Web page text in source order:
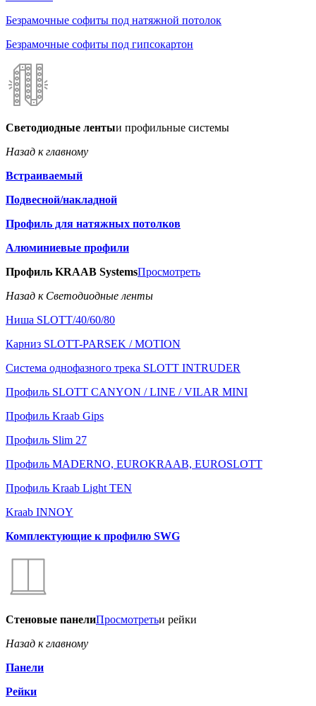
Безрамочные софиты под натяжной потолок
Безрамочные софиты под гипсокартон
Светодиодные лентыи профильные системы
Назад к главному
Встраиваемый
Подвесной/накладной
Профиль для натяжных потолков
Алюминиевые профили
Профиль KRAAB SystemsПросмотреть
Назад к Светодиодные ленты
Ниша SLOTT/40/60/80
Карниз SLOTT-PARSEK / MOTION
Система однофазного трека SLOTT INTRUDER
Профиль SLOTT CANYON / LINE / VILAR MINI
Профиль Kraab Gips
Профиль Slim 27
Профиль MADERNO, EUROKRAAB, EUROSLOTT
Профиль Kraab Light TEN
Kraab INNOY
Комплектующие к профилю SWG
Стеновые панелиПросмотретьи рейки
Назад к главному
Панели
Рейки